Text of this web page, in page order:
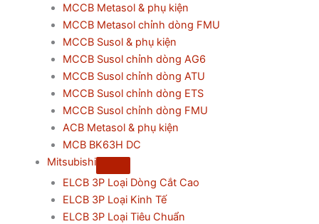
MCCB Metasol & phụ kiện
MCCB Metasol chỉnh dòng FMU
MCCB Susol & phụ kiện
MCCB Susol chỉnh dòng AG6
MCCB Susol chỉnh dòng ATU
MCCB Susol chỉnh dòng ETS
MCCB Susol chỉnh dòng FMU
ACB Metasol & phụ kiện
MCB BK63H DC
Mitsubishi
ELCB 3P Loại Dòng Cắt Cao
ELCB 3P Loại Kinh Tế
ELCB 3P Loại Tiêu Chuẩn